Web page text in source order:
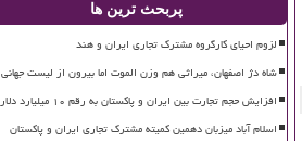
پربحث ترین ها
لزوم احیای کارگروه مشترک تجاری ایران و هند
شاه دژ اصفهان، میراثی هم وزن الموت اما بیرون از لیست جهانی
افزایش حجم تجارت بین ایران و پاکستان به رقم ۱۰ میلیارد دلار
اسلام آباد میزبان دهمین کمیته مشترک تجاری ایران و پاکستان